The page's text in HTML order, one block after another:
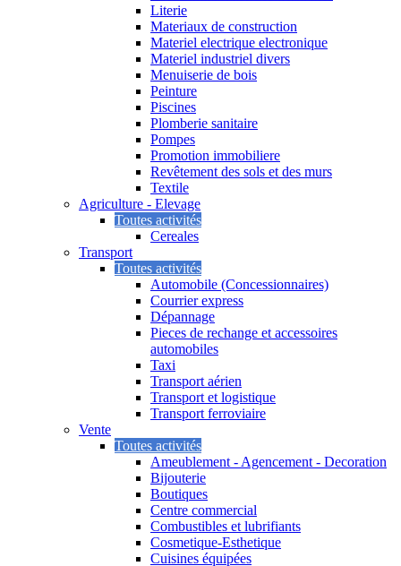
Literie
Materiaux de construction
Materiel electrique electronique
Materiel industriel divers
Menuiserie de bois
Peinture
Piscines
Plomberie sanitaire
Pompes
Promotion immobiliere
Revêtement des sols et des murs
Textile
Agriculture - Elevage
Toutes activités
Cereales
Transport
Toutes activités
Automobile (Concessionnaires)
Courrier express
Dépannage
Pieces de rechange et accessoires
automobiles
Taxi
Transport aérien
Transport et logistique
Transport ferroviaire
Vente
Toutes activités
Ameublement - Agencement - Decoration
Bijouterie
Boutiques
Centre commercial
Combustibles et lubrifiants
Cosmetique-Esthetique
Cuisines équipées